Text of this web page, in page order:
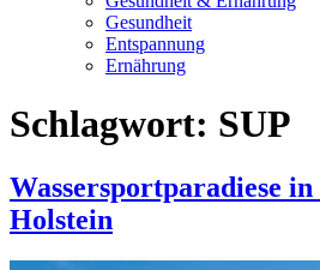
Gesundheit
Entspannung
Ernährung
Schlagwort: SUP
Wassersportparadiese in
Holstein